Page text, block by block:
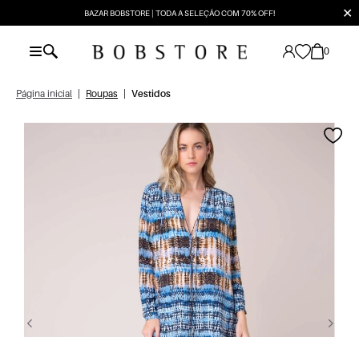
BAZAR BOBSTORE | TODA A SELEÇÃO COM 70% OFF! ✕
0
Página inicial Roupas Vestidos